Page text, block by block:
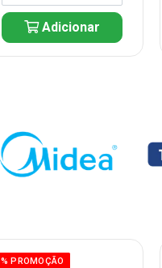
Adicionar
% PROMOÇÃO